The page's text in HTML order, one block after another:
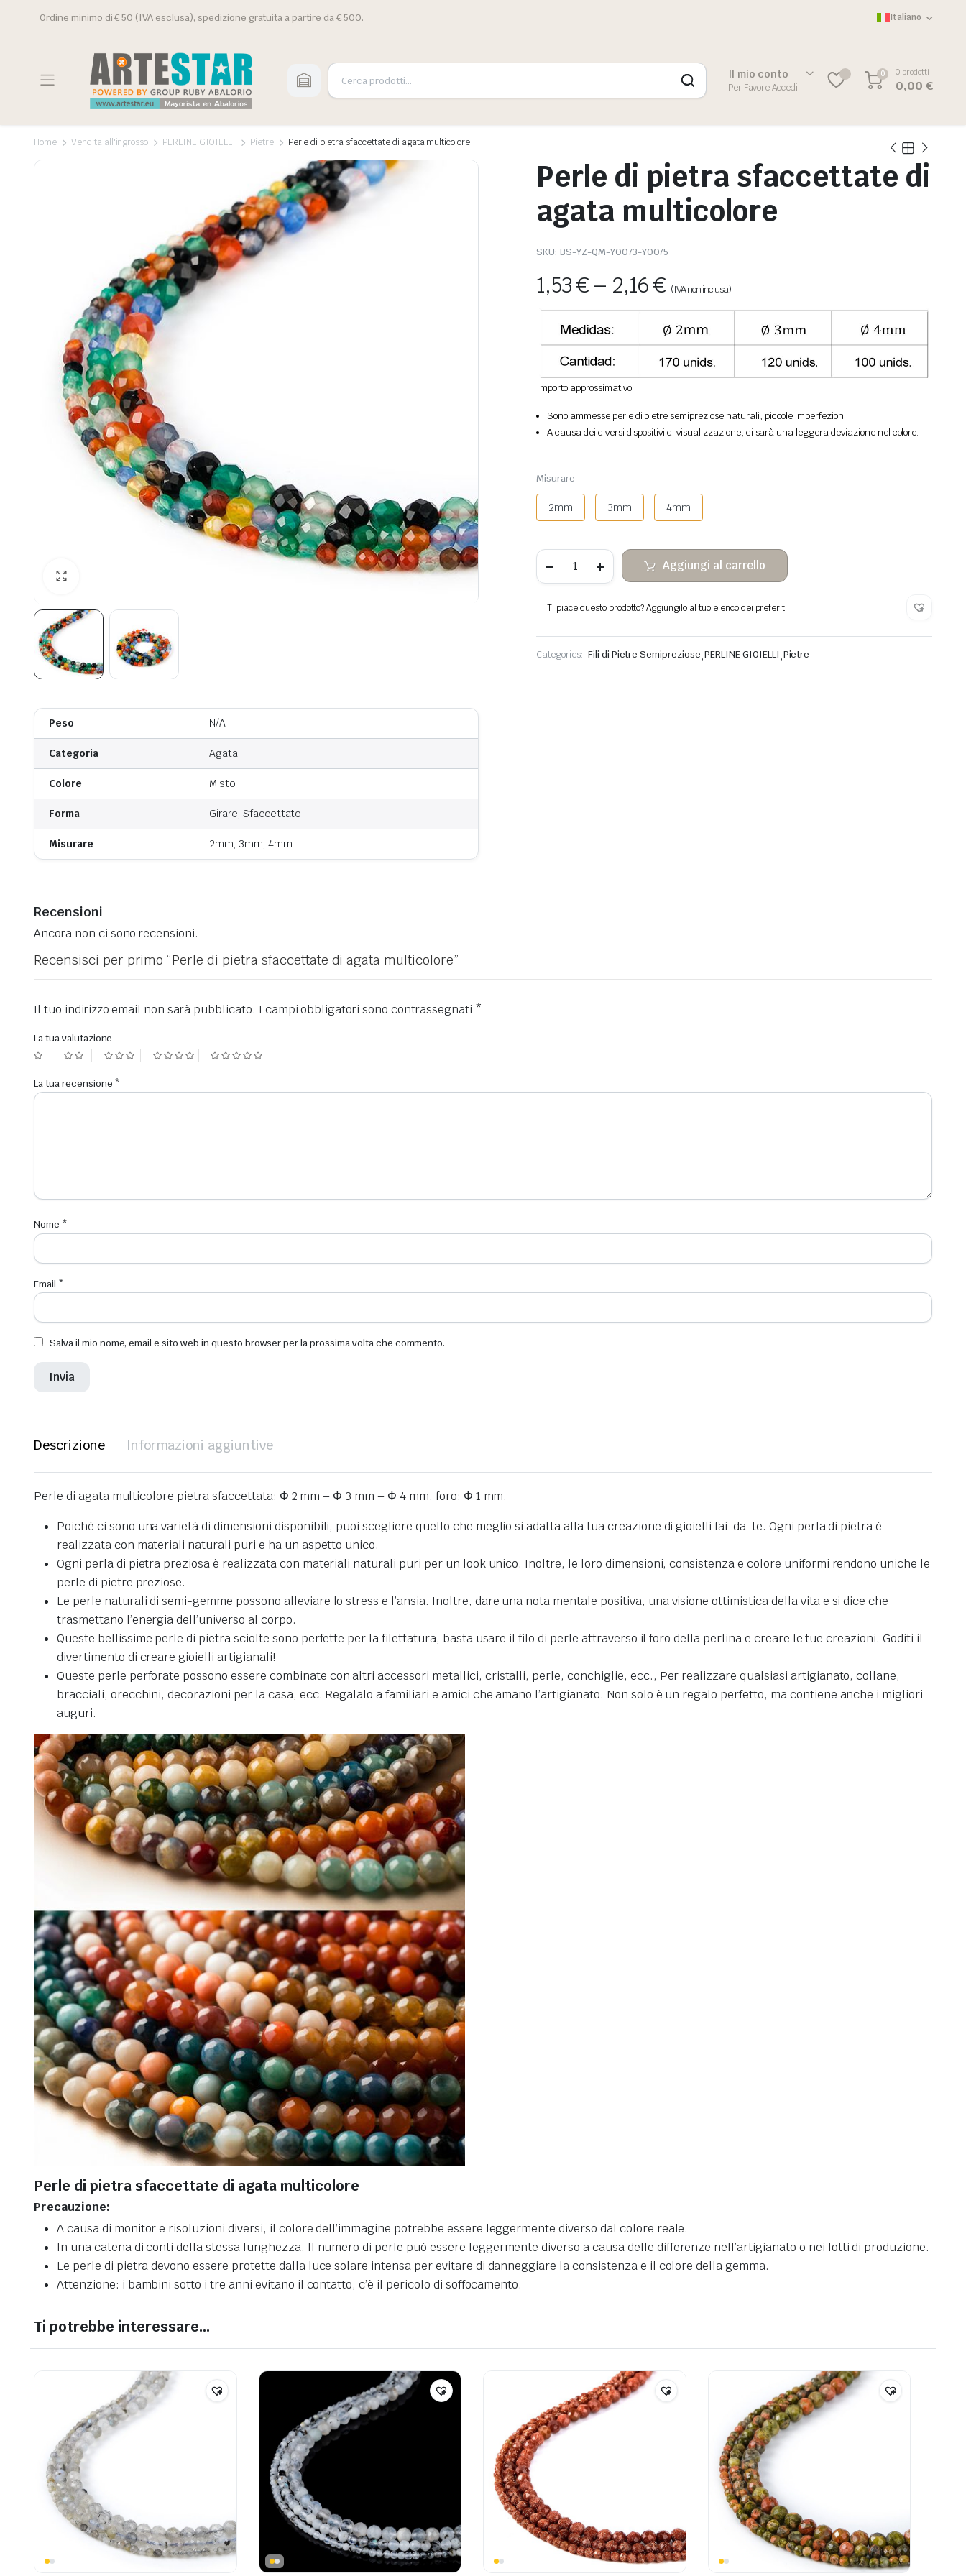
Ordine minimo di € 50 (IVA esclusa), spedizione gratuita a partire da € 500. Italiano
Il mio conto
Per Favore Accedi
0 0 prodotti
0,00€
Home Vendita all'ingrosso PERLINE GIOIELLI Pietre Perle di pietra sfaccettate di agata multicolore
Peso N/A
Categoria Agata
Colore Misto
Forma Girare, Sfaccettato
Misurare 2mm, 3mm, 4mm
Perle di pietra sfaccettate di
agata multicolore
SKU: BS-YZ-QM-Y0073-Y0075
1,53€ – 2,16€ (IVA non inclusa)
Importo approssimativo
Sono ammesse perle di pietre semipreziose naturali, piccole imperfezioni.
A causa dei diversi dispositivi di visualizzazione, ci sarà una leggera deviazione nel colore.
Misurare
2mm 3mm 4mm
di
agata
quantità
Aggiungi al carrello
Ti piace questo prodotto? Aggiungilo al tuo elenco dei preferiti.
Categories: Fili di Pietre Semipreziose,PERLINE GIOIELLI ,Pietre
Recensioni
Ancora non ci sono recensioni.
Recensisci per primo “Perle di pietra sfaccettate di agata multicolore”
Il tuo indirizzo email non sarà pubblicato. I campi obbligatori sono contrassegnati *
La tua valutazione
La tua recensione *
Nome *
Email *
Salva il mio nome, email e sito web in questo browser per la prossima volta che commento.
Descrizione Informazioni aggiuntive
Perle di agata multicolore pietra sfaccettata: Φ 2 mm – Φ 3 mm – Φ 4 mm, foro: Φ 1 mm.
Poiché ci sono una varietà di dimensioni disponibili, puoi scegliere quello che meglio si adatta alla tua creazione di gioielli fai-da-te. Ogni perla di pietra è
realizzata con materiali naturali puri e ha un aspetto unico.
Ogni perla di pietra preziosa è realizzata con materiali naturali puri per un look unico. Inoltre, le loro dimensioni, consistenza e colore uniformi rendono uniche le
perle di pietre preziose.
Le perle naturali di semi-gemme possono alleviare lo stress e l’ansia. Inoltre, dare una nota mentale positiva, una visione ottimistica della vita e si dice che
trasmettano l’energia dell’universo al corpo.
Queste bellissime perle di pietra sciolte sono perfette per la filettatura, basta usare il filo di perle attraverso il foro della perlina e creare le tue creazioni. Goditi il
divertimento di creare gioielli artigianali!
Queste perle perforate possono essere combinate con altri accessori metallici, cristalli, perle, conchiglie, ecc., Per realizzare qualsiasi artigianato, collane,
bracciali, orecchini, decorazioni per la casa, ecc. Regalalo a familiari e amici che amano l’artigianato. Non solo è un regalo perfetto, ma contiene anche i migliori
auguri.
Perle di pietra sfaccettate di agata multicolore
Precauzione:
A causa di monitor e risoluzioni diversi, il colore dell’immagine potrebbe essere leggermente diverso dal colore reale.
In una catena di conti della stessa lunghezza. Il numero di perle può essere leggermente diverso a causa delle differenze nell’artigianato o nei lotti di produzione.
Le perle di pietra devono essere protette dalla luce solare intensa per evitare di danneggiare la consistenza e il colore della gemma.
Attenzione: i bambini sotto i tre anni evitano il contatto, c’è il pericolo di soffocamento.
Ti potrebbe interessare…